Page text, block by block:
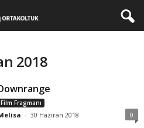
2018
Film Fragmanı
- 30 Haziran 2018 0